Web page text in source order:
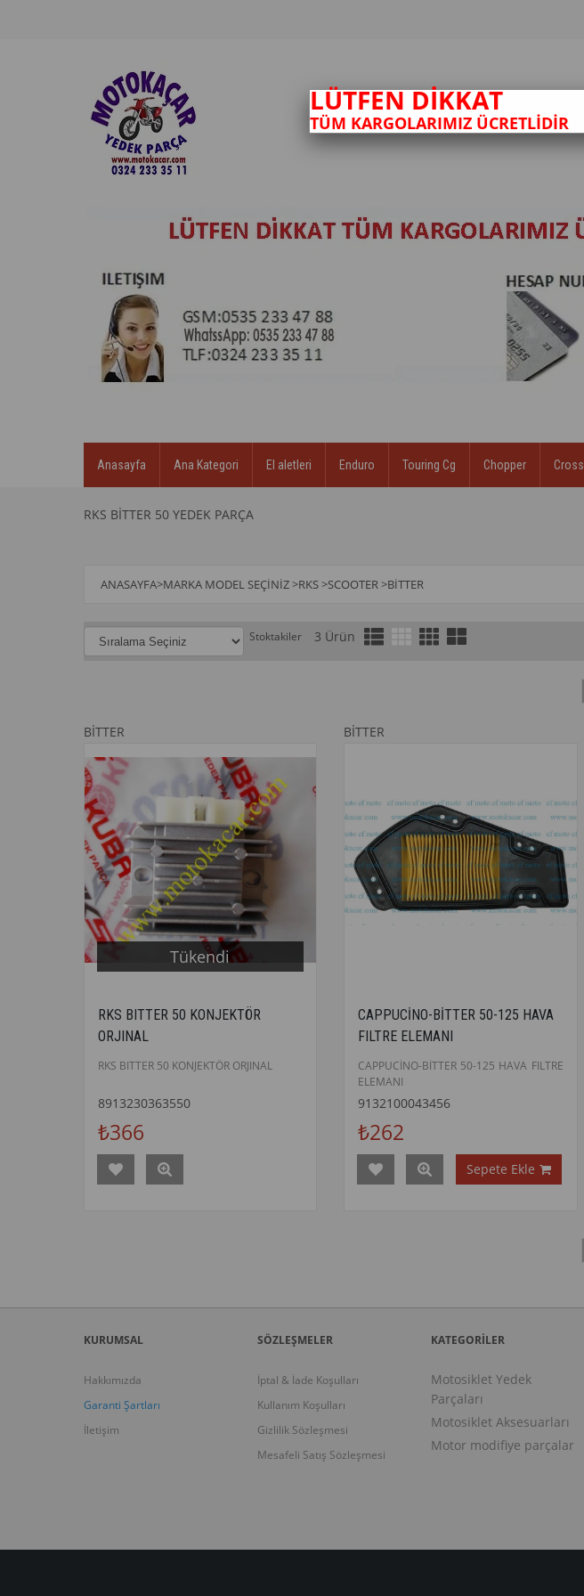
Anasayfa Ana Kategori El aletleri Enduro Touring Cg Chopper Cross
RKS BİTTER 50 YEDEK PARÇA
ANASAYFA>MARKA MODEL SEÇINIZ>RKS>SCOOTER>BİTTER
Stoktakiler 3 Ürün
BİTTER
Tükendi
RKS BITTER 50 KONJEKTÖR
ORJINAL
RKS BITTER 50 KONJEKTÖR ORJINAL
8913230363550
₺366
BİTTER
CAPPUCİNO-BİTTER 50-125 HAVA
FILTRE ELEMANI
CAPPUCİNO-BİTTER 50-125 HAVA FILTRE
ELEMANI
9132100043456
₺262
Sepete Ekle
KURUMSAL
Hakkımızda
Garanti Şartları
İletişim
SÖZLEŞMELER
İptal & İade Koşulları
Kullanım Koşulları
Gizlilik Sözleşmesi
Mesafeli Satış Sözleşmesi
KATEGORİLER
Motosiklet Yedek
Parçaları
Motosiklet Aksesuarları
Motor modifiye parçalar
LÜTFEN DİKKAT
TÜM KARGOLARIMIZ ÜCRETLİDİR